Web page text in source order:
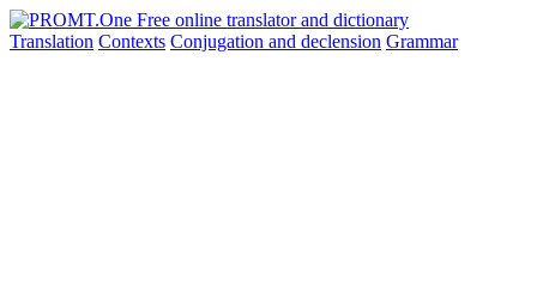
Translation Contexts Conjugation and declension Grammar